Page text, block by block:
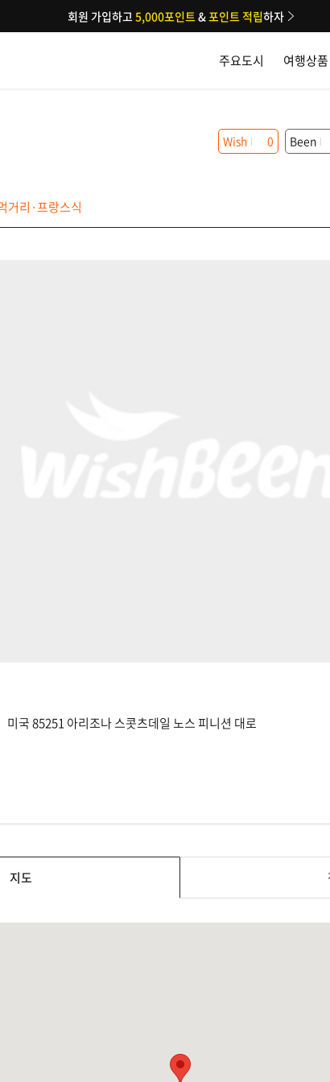
주요도시 여행상품
회원 가입하고5,000포인트&포인트 적립하자
거리·프랑스식
Wish 0 Been
미국 85251 아리조나 스콧츠데일 노스 피니션 대로
지도